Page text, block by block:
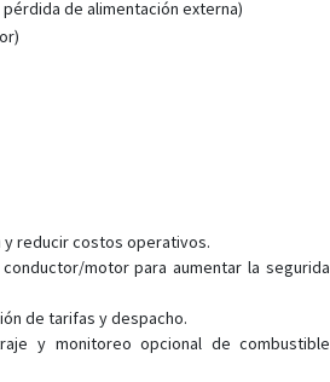
VT600-3G
de alimentación externa)
reducir costos operativos.
motor para aumentar la
de tarifas y despacho.
y monitoreo opcional de